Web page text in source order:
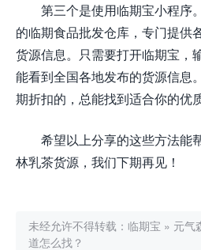
第三个是使用临期宝小程序
的临期食品批发仓库，专门提供
货源信息。只需要打开临期宝，
能看到全国各地发布的货源信息
期折扣的，总能找到适合你的优
希望以上分享的这些方法能
林乳茶货源，我们下期再见！
未经允许不得转载： 临期宝 » 元气
道怎么找？